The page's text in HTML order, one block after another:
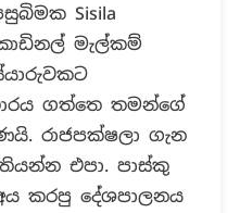
ප්‍රකාශ!
Sisila
කාඩිනල් මැල්කම්
ගත්තෙ තමන්ගේ
රාජපක්ෂලා ගැන
එපා. පාස්කු
කරපු දේශපාලනය